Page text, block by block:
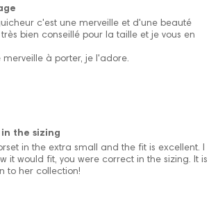
c'est une merveille et d'une beauté
bien conseillé pour la taille et je vous en
à porter, je l'adore.
the sizing
in the extra small and the fit is excellent. I
it would fit, you were correct in the sizing. It is
to her collection!